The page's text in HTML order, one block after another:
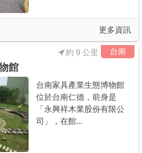
更多資訊
台南
館
約 9 公里
台南家具產業生態博物館
位於台南仁德，前身是
「永興祥木業股份有限公
司」，在館...